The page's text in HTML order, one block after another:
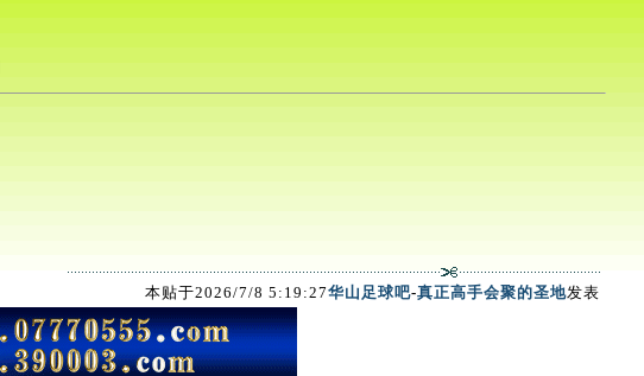
本贴于2026/7/8 5:19:27华山足球吧-真正高手会聚的圣地发表